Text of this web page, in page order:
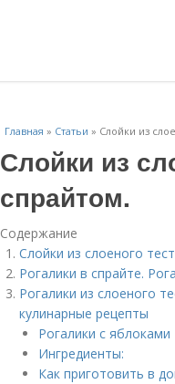
Главная » Статьи » Слойки из
Слойки из
спрайтом.
Содержание
Слойки из слоеного
Рогалики в спрайте.
Рогалики из слоеного
кулинарные рецепты
Рогалики с яблоками
Ингредиенты:
Как приготовить в